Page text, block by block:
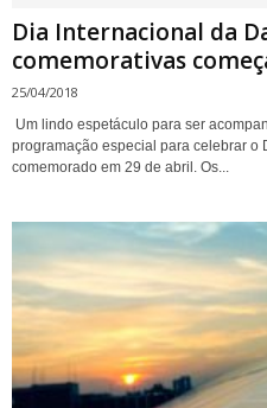
Dia Internacional da
comemorativas
25/04/2018
Um lindo espetáculo para ser
programação especial para celebrar o
comemorado em 29 de abril. Os...